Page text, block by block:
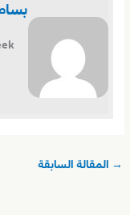
→ المقالة السابقة